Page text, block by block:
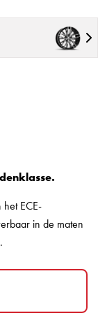
ECE-
in de maten